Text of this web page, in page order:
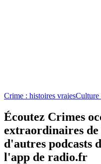
Crime : histoires vraiesCulture
Écoutez Crimes
extraordinaires
d'autres podcasts
l'app de radio.fr